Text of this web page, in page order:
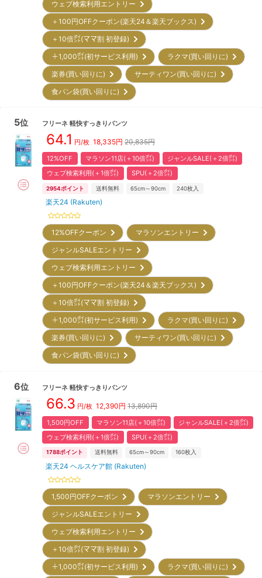
ウェブ検索利用エントリー
＋100円OFFクーポン(楽天24＆楽天ブックス)
＋10倍㌽(ママ割 初登録)
＋1,000㌽(初サービス利用)
ラクマ(買い回りに)
楽券(買い回りに)
サーティワン(買い回りに)
食パン袋(買い回りに)
5位 フリーネ 軽快すっきりパンツ
64.1 円/枚 18,335円 20,835円
12%OFF マラソン11店(＋10倍㌽)
ジャンルSALE(＋2倍㌽)
ウェブ検索利用(＋1倍㌽)
SPU(＋2倍㌽)
2954ポイント 送料無料 65cm～90cm 240枚入
楽天24 (Rakuten)
12%OFFクーポン
マラソンエントリー
ジャンルSALEエントリー
ウェブ検索利用エントリー
＋100円OFFクーポン(楽天24＆楽天ブックス)
＋10倍㌽(ママ割 初登録)
＋1,000㌽(初サービス利用)
ラクマ(買い回りに)
楽券(買い回りに)
サーティワン(買い回りに)
食パン袋(買い回りに)
6位 フリーネ 軽快すっきりパンツ
66.3 円/枚 12,390円 13,890円
1,500円OFF マラソン11店(＋10倍㌽)
ジャンルSALE(＋2倍㌽)
ウェブ検索利用(＋1倍㌽)
SPU(＋2倍㌽)
1788ポイント 送料無料 65cm～90cm 160枚入
楽天24 ヘルスケア館 (Rakuten)
1,500円OFFクーポン
マラソンエントリー
ジャンルSALEエントリー
ウェブ検索利用エントリー
＋10倍㌽(ママ割 初登録)
＋1,000㌽(初サービス利用)
ラクマ(買い回りに)